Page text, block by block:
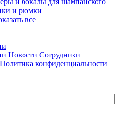
и бокалы для шампанского
и рюмки
все
Новости Сотрудники
Политика конфиденциальности